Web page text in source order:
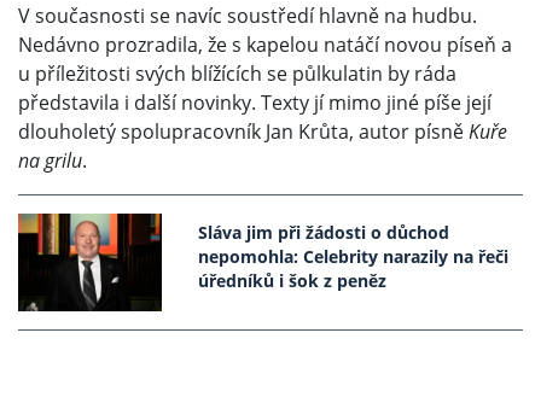
V současnosti se navíc soustředí hlavně na hudbu.
Nedávno prozradila, že s kapelou natáčí novou píseň a
u příležitosti svých blížících se půlkulatin by ráda
představila i další novinky. Texty jí mimo jiné píše její
dlouholetý spolupracovník Jan Krůta, autor písněKuře
na grilu.
Sláva jim při žádosti o důchod
nepomohla: Celebrity narazily na řeči
úředníků i šok z peněz